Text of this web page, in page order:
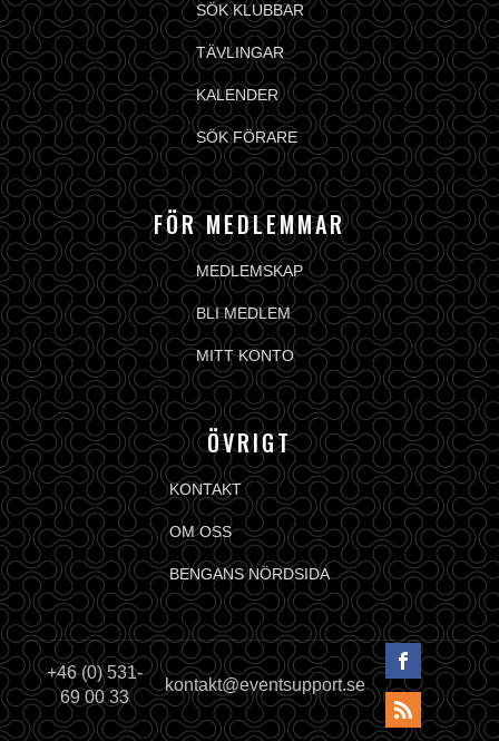
SÖK KLUBBAR
TÄVLINGAR
KALENDER
SÖK FÖRARE
FÖR MEDLEMMAR
MEDLEMSKAP
BLI MEDLEM
MITT KONTO
ÖVRIGT
KONTAKT
OM OSS
BENGANS NÖRDSIDA
+46 (0) 531-
69 00 33
kontakt@eventsupport.se